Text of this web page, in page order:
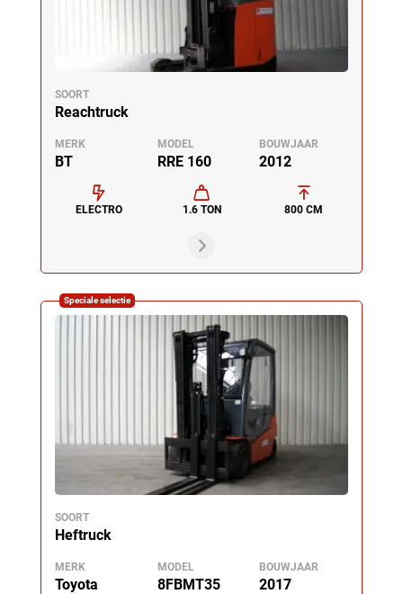
SOORT
Reachtruck
MERK
BT
MODEL
RRE 160
BOUWJAAR
2012
ELECTRO 1.6 TON 800 CM
SOORT
Heftruck
MERK
Toyota
MODEL
8FBMT35
BOUWJAAR
2017